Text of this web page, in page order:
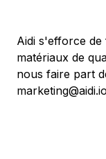
Aidi s'efforce
matériaux de
nous faire part